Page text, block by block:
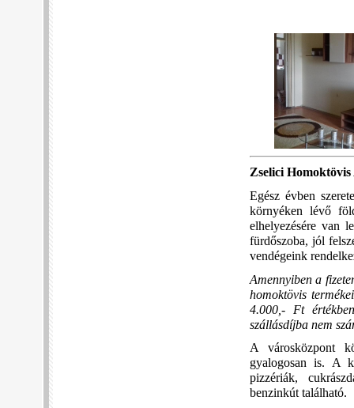
Zselici
Egész évben
környéken lévő
elhelyezésére van
fürdőszoba, jól
vendégeink
Amennyiben a
homoktövis
4.000,- Ft
szállásdíjba nem
A városközpont
gyalogosan is. A
pizzériák,
benzinkút található.